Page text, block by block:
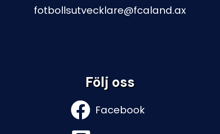
fotbollsutvecklare@fcaland.ax
Följ oss
Facebook